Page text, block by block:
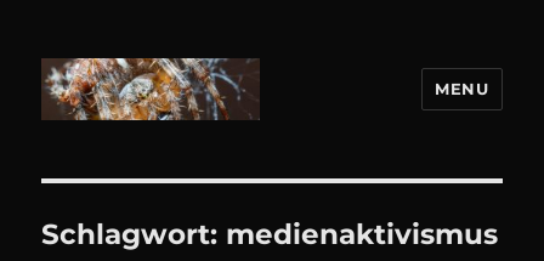
MENU
Schlagwort: medienaktivismus